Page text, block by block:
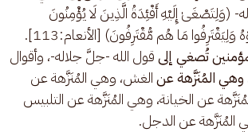
(وَلِتَصْغَىٰ إِلَيْهِ أَفْئِدَةُ الَّذِينَ لَا يُؤْمِنُونَ
مَا هُم مُّقْتَرِفُونَ) [الأنعام:113].
تُصغي إلىقول الله -جلَّ جلاله-، وأقوال
وهي المُنَزَّهة عنالغش، وهي المُنَزَّهة عن
عن الخيانة، وهي المُنَزَّهة عن التلبيس
المُنَزَّهة عن الدجل.